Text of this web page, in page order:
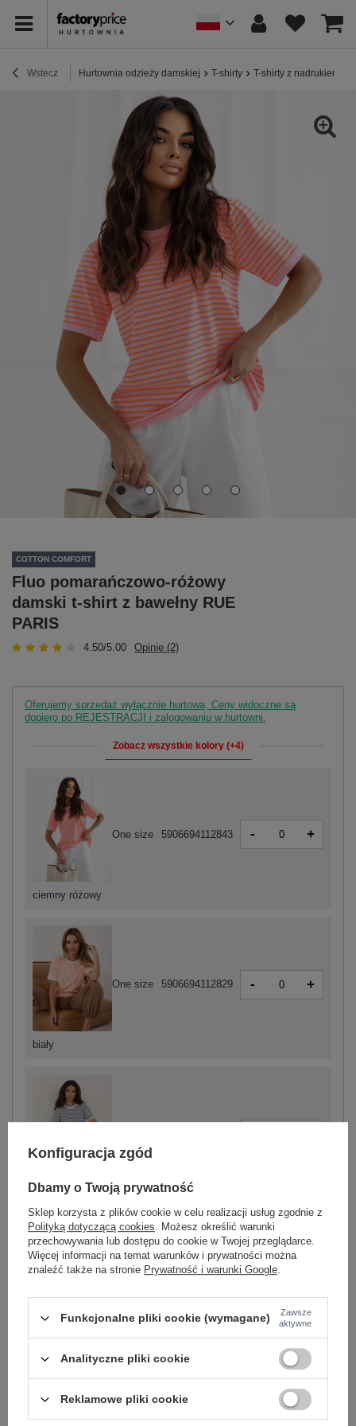
Wstecz Hurtownia odzieży damskiej T-shirty T-shirty z nadrukiem
COTTON COMFORT
Fluo pomarańczowo-różowy
damski t-shirt z bawełny RUE
PARIS
4.50/5.00 Opinie (2)
Oferujemy sprzedaż wyłącznie hurtową. Ceny widoczne są
dopiero po REJESTRACJI i zalogowaniu w hurtowni.
Zobacz wszystkie kolory (+4)
biały
One size 5906694112829 - +
biało-granatowy
pomarańczowy
ciemny różowy
One size 5906694112843 - +
Zobacz wszystkie kolory (+4)
Konfiguracja zgód
Dbamy o Twoją prywatność
Sklep korzysta z plików cookie w celu realizacji usług zgodnie z
Polityką dotyczącą cookies. Możesz określić warunki
przechowywania lub dostępu do cookie w Twojej przeglądarce.
Więcej informacji na temat warunków i prywatności można
znaleźć także na stronie Prywatność i warunki Google.
Funkcjonalne pliki cookie (wymagane)
Zawsze
aktywne
Analityczne pliki cookie
Reklamowe pliki cookie